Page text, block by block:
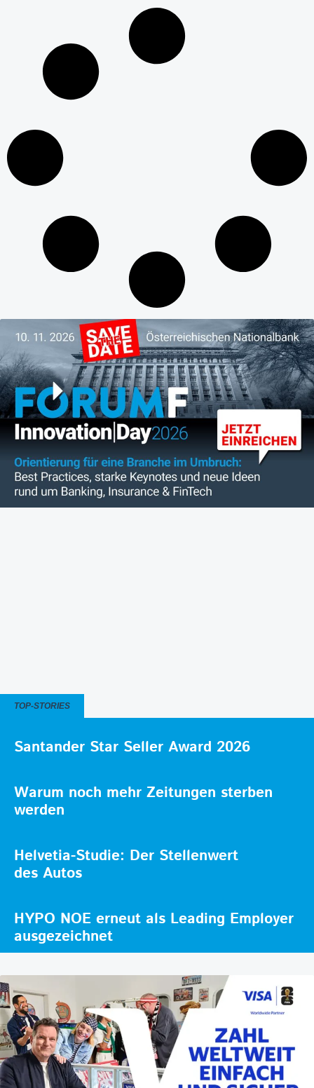
TOP-STORIES
Santander Star Seller Award 2026
Warum noch mehr Zeitungen sterben
werden
Helvetia-Studie: Der Stellenwert
des Autos
HYPO NOE erneut als Leading Employer
ausgezeichnet